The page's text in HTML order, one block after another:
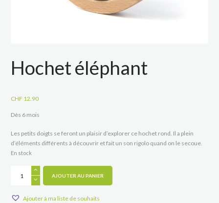
Hochet éléphant
CHF 12.90
Dès 6 mois
Les petits doigts se feront un plaisir d’explorer ce hochet rond. Il a plein
d’éléments différents à découvrir et fait un son rigolo quand on le secoue.
En stock
AJOUTER AU PANIER
Ajouter à ma liste de souhaits